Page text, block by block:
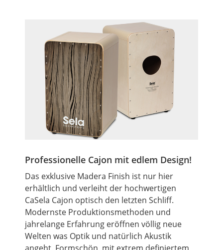
Professionelle Cajon mit edlem Design!
Das exklusive Madera Finish ist nur hier
erhältlich und verleiht der hochwertigen
CaSela Cajon optisch den letzten Schliff.
Modernste Produktionsmethoden und
jahrelange Erfahrung eröffnen völlig neue
Welten was Optik und natürlich Akustik